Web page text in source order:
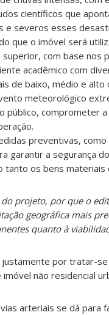
científicos que
e severos esses
que o imóvel será
com base nos
acadêmico com
de baixo, médio e
meteorológico
público, comprometer
preventivas,
garantir a segurança
tanto os bens
projeto, por que o
geográfica mais
quanto à
justamente por tratar-
não residencial
arteriais se dá